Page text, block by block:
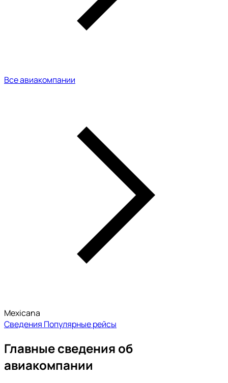
Все авиакомпании
Mexicana
Сведения Популярные рейсы
Главные сведения об
авиакомпании